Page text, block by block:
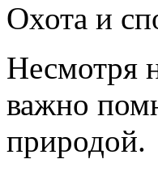
Охота и
Несмотря
важно
природой.